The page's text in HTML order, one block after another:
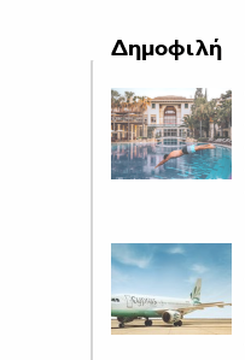
Δημοφιλή